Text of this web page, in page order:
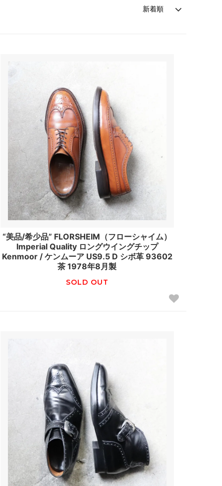
“美品/希少品” FLORSHEIM（フローシャイム）
Imperial Quality ロングウイングチップ
Kenmoor / ケンムーア US9.5 D シボ革 93602
茶 1978年8月製
SOLD OUT